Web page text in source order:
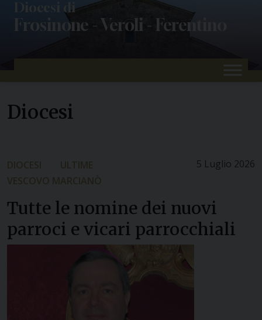
Diocesi di
Frosinone - Veroli - Ferentino
Diocesi
5 Luglio 2026
DIOCESI
ULTIME
VESCOVO MARCIANÒ
Tutte le nomine dei nuovi
parroci e vicari parrocchiali